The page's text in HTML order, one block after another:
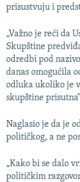
prisustvuju i
„Važno je reći da
Skupštine
odredbi pod
danas omogućila
odluka ukoliko je
skupštine
Naglasio je da je
političkog, a ne
„Kako bi se dalo
političkim